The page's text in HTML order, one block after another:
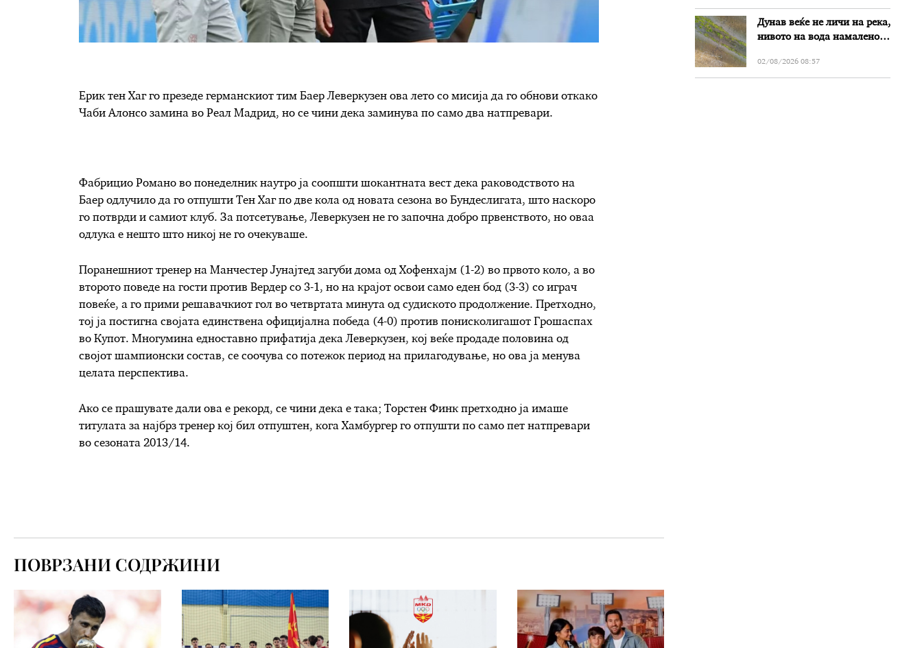
Ерик тен Хаг го презеде германскиот тим Баер Леверкузен ова лето со мисија да го обнови откако
Чаби Алонсо замина во Реал Мадрид, но се чини дека заминува по само два натпревари.
Фабрицио Романо во понеделник наутро ја соопшти шокантната вест дека раководството на
Баер одлучило да го отпушти Тен Хаг по две кола од новата сезона во Бундеслигата, што наскоро
го потврди и самиот клуб. За потсетување, Леверкузен не го започна добро првенството, но оваа
одлука е нешто што никој не го очекуваше.
Поранешниот тренер на Манчестер Јунајтед загуби дома од Хофенхајм (1-2) во првото коло, а во
второто поведе на гости против Вердер со 3-1, но на крајот освои само еден бод (3-3) со играч
повеќе, а го прими решавачкиот гол во четвртата минута од судиското продолжение. Претходно,
тој ја постигна својата единствена официјална победа (4-0) против понисколигашот Грошаспах
во Купот. Многумина едноставно прифатија дека Леверкузен, кој веќе продаде половина од
својот шампионски состав, се соочува со потежок период на прилагодување, но ова ја менува
целата перспектива.
Ако се прашувате дали ова е рекорд, се чини дека е така; Торстен Финк претходно ја имаше
титулата за најбрз тренер кој бил отпуштен, кога Хамбургер го отпушти по само пет натпревари
во сезоната 2013/14.
ПОВРЗАНИ СОДРЖИНИ
Дунав веќе не личи на река,
нивото на вода намалено
Бугарија
02/08/2026 08:57